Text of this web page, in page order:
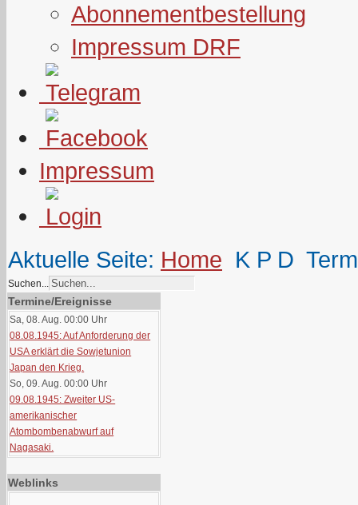
Abonnementbestellung
Impressum DRF
Impressum
Aktuelle Seite: Home K P D
Suchen...
Termine/Ereignisse
Sa, 08. Aug. 00:00 Uhr
08.08.1945: Auf Anforderung der
USA erklärt die Sowjetunion
Japan den Krieg.
So, 09. Aug. 00:00 Uhr
09.08.1945: Zweiter US-
amerikanischer
Atombombenabwurf auf
Nagasaki.
Weblinks